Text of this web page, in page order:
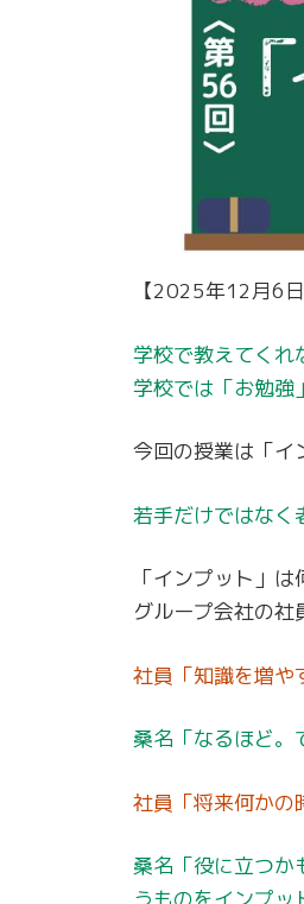
【2025年12月6
学校で教えてくれ
学校では「お勉強
今回の授業は「イ
若手だけではなく
「インプット」
グループ会社の社
社員「知識を増や
桑名「なるほど。
社員「将来何かの
桑名「役に立つか